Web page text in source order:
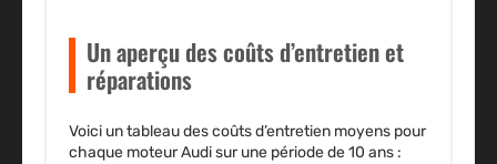
Un aperçu des coûts d’entretien et
réparations
Voici un tableau des coûts d’entretien moyens pour
chaque moteur Audi sur une période de 10 ans :